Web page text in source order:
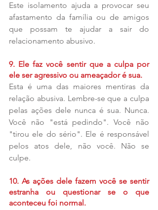
Este isolamento ajuda a provocar seu
afastamento da família ou de amigos
que possam te ajudar a sair do
relacionamento abusivo.
9. Ele faz você sentir que a culpa por
ele ser agressivo ou ameaçador é sua.
Esta é uma das maiores mentiras da
relação abusiva. Lembre-se que a culpa
pelas ações dele nunca é sua. Nunca.
Você não "está pedindo". Você não
"tirou ele do sério". Ele é responsável
pelos atos dele, não você. Não se
culpe.
10. As ações dele fazem você se sentir
estranha ou questionar se o que
aconteceu foi normal.